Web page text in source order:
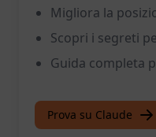
Migliora la
Scopri i segreti
Guida completa
Prova su Claude